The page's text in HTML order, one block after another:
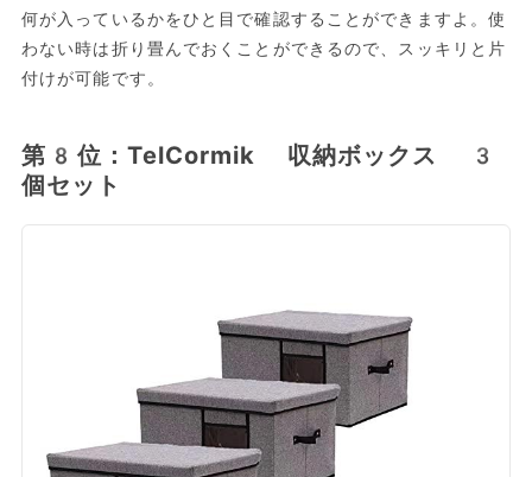
何が入っているかをひと目で確認することができますよ。使
わない時は折り畳んでおくことができるので、スッキリと片
付けが可能です。
第8位：TelCormik 収納ボックス 3
個セット